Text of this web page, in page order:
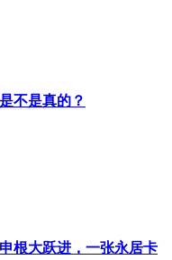
不是真的？
根大跃进，一张永居卡